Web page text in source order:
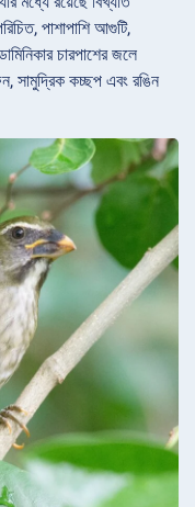
পাশাপাশি আগুটি,
চারপাশের জলে
সামুদ্রিক কচ্ছপ এবং রঙিন